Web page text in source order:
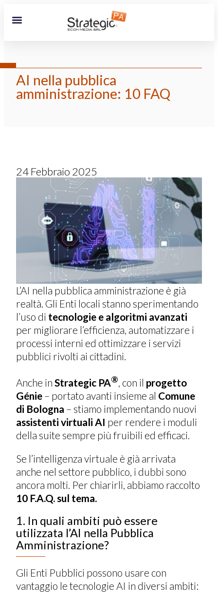
AI nella pubblica
amministrazione: 10 FAQ
24 Febbraio 2025
L’AI nella pubblica amministrazione è già
realtà. Gli Enti locali stanno sperimentando
l’uso di tecnologie e algoritmi avanzati
per migliorare l’efficienza, automatizzare i
processi interni ed ottimizzare i servizi
pubblici rivolti ai cittadini.
Anche in Strategic PA®, con il progetto
Génie – portato avanti insieme al Comune
di Bologna – stiamo implementando nuovi
assistenti virtuali AI per rendere i moduli
della suite sempre più fruibili ed efficaci.
Se l’intelligenza virtuale è già arrivata
anche nel settore pubblico, i dubbi sono
ancora molti. Per chiarirli, abbiamo raccolto
10 F.A.Q. sul tema.
1. In quali ambiti può essere
utilizzata l’AI nella Pubblica
Amministrazione?
Gli Enti Pubblici possono usare con
vantaggio le tecnologie AI in diversi ambiti: